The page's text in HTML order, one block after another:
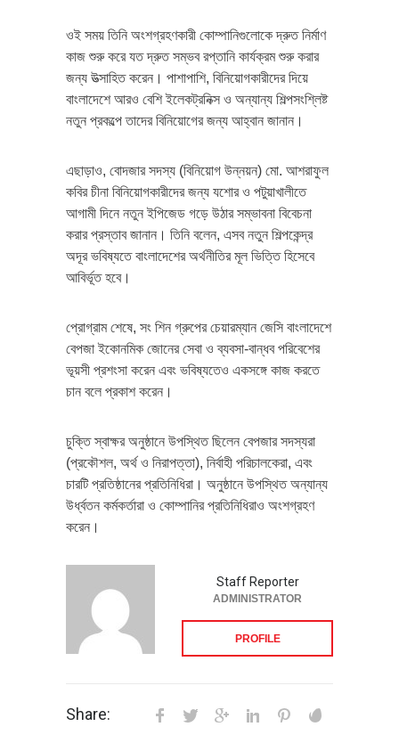
ওই সময় তিনি অংশগ্রহণকারী কোম্পানিগুলোকে দ্রুত নির্মাণ
কাজ শুরু করে যত দ্রুত সম্ভব রপ্তানি কার্যক্রম শুরু করার
জন্য উত্সাহিত করেন। পাশাপাশি, বিনিয়োগকারীদের দিয়ে
বাংলাদেশে আরও বেশি ইলেকট্রনিক্স ও অন্যান্য শিল্পসংশ্লিষ্ট
নতুন প্রকল্পে তাদের বিনিয়োগের জন্য আহ্বান জানান।
এছাড়াও, বোদজার সদস্য (বিনিয়োগ উন্নয়ন) মো. আশরাফুল
কবির চীনা বিনিয়োগকারীদের জন্য যশোর ও পটুয়াখালীতে
আগামী দিনে নতুন ইপিজেড গড়ে উঠার সম্ভাবনা বিবেচনা
করার প্রস্তাব জানান। তিনি বলেন, এসব নতুন শিল্পকেন্দ্র
অদূর ভবিষ্যতে বাংলাদেশের অর্থনীতির মূল ভিত্তি হিসেবে
আবির্ভূত হবে।
প্রোগ্রাম শেষে, সং শিন গ্রুপের চেয়ারম্যান জেসি বাংলাদেশে
বেপজা ইকোনমিক জোনের সেবা ও ব্যবসা-বান্ধব পরিবেশের
ভূয়সী প্রশংসা করেন এবং ভবিষ্যতেও একসঙ্গে কাজ করতে
চান বলে প্রকাশ করেন।
চুক্তি স্বাক্ষর অনুষ্ঠানে উপস্থিত ছিলেন বেপজার সদস্যরা
(প্রকৌশল, অর্থ ও নিরাপত্তা), নির্বাহী পরিচালকেরা, এবং
চারটি প্রতিষ্ঠানের প্রতিনিধিরা। অনুষ্ঠানে উপস্থিত অন্যান্য
উর্ধ্বতন কর্মকর্তারা ও কোম্পানির প্রতিনিধিরাও অংশগ্রহণ
করেন।
Staff Reporter
ADMINISTRATOR
PROFILE
Share: